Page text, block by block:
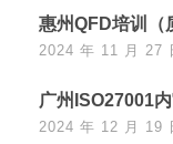
惠州QFD培训（
2024 年 11 月 27
广州ISO27001
2024 年 12 月 19